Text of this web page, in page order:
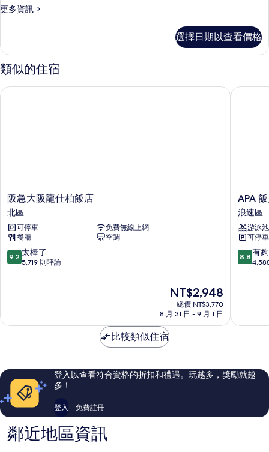
片
詳
吸
房
(Nikko
Executive
Suite,Lounge
更多資訊
更
套
房,
非
煙
選擇日期以查看價格
類似的住宿
阪
急
大
阪
龍
仕
柏
阪急大阪龍仕柏飯店
北區
可停車
免費無線上網
餐廳
空調
9.2
分，
棒
評
論
9.2 太棒了
5,719 則評論
現
在
價
為
NT$2,948
總價 NT$3,770
8 月 31 日 - 9 月 1 日
阪急大阪龍仕柏飯店
APA
飯
店
&
度
假
村
站
速
區
APA
浪速區
游泳池
可停車
8.8
分，
夠
評
論
8.8 有
APA 飯
比較類似住宿
登入以查看符合資格的折扣和禮遇。玩越多，獎勵就越
多！
登入 免費註冊
鄰近地區資訊